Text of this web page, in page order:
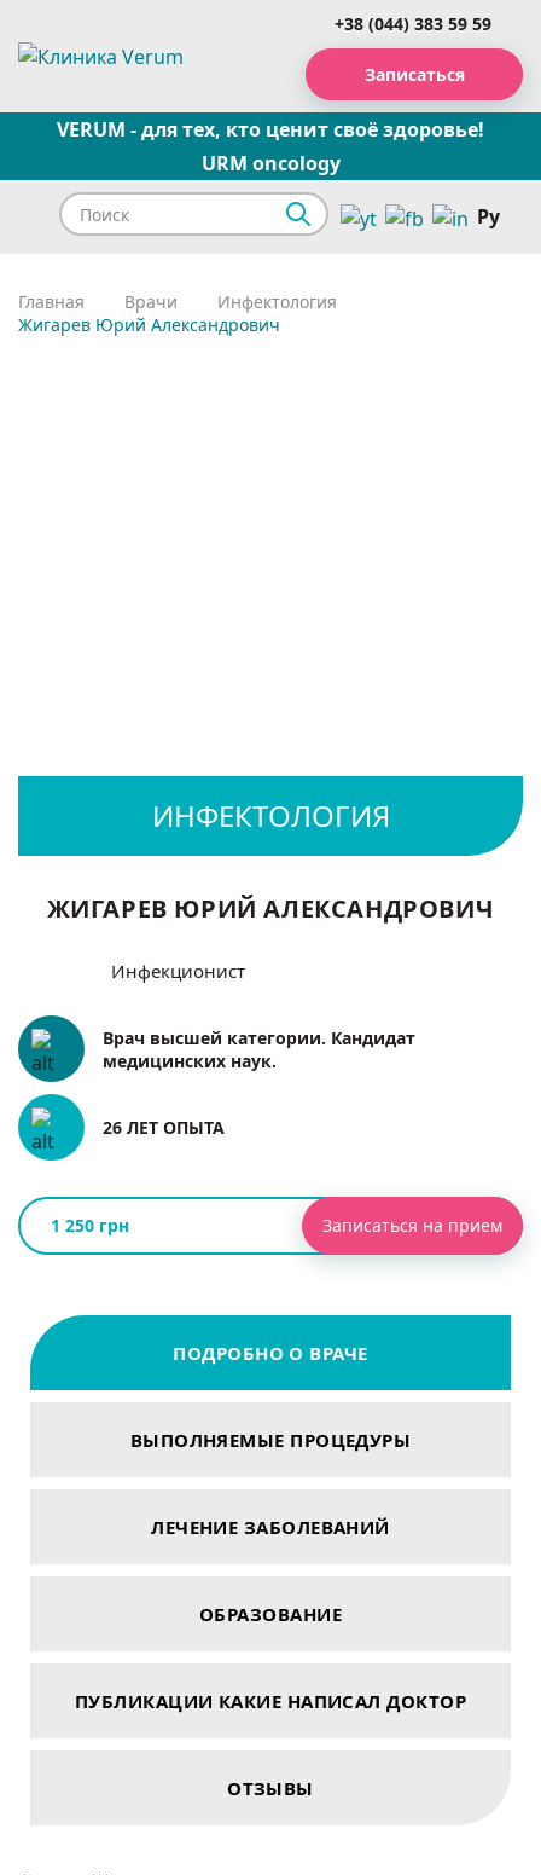
+38 (044) 383 59 59
Записаться
VERUM - для тех, кто ценит своё здоровье!
URM oncology
Ру
Главная Врачи
Инфектология
Жигарев Юрий Александрович
ЖИГАРЕВ ЮРИЙ АЛЕКСАНДРОВИЧ
Инфекционист
Врач высшей категории. Кандидат
медицинских наук.
26 ЛЕТ ОПЫТА
1 250 грн Записаться на прием
ПОДРОБНО О ВРАЧЕ
ВЫПОЛНЯЕМЫЕ ПРОЦЕДУРЫ
ЛЕЧЕНИЕ ЗАБОЛЕВАНИЙ
ОБРАЗОВАНИЕ
ПУБЛИКАЦИИ КАКИЕ НАПИСАЛ ДОКТОР
ОТЗЫВЫ